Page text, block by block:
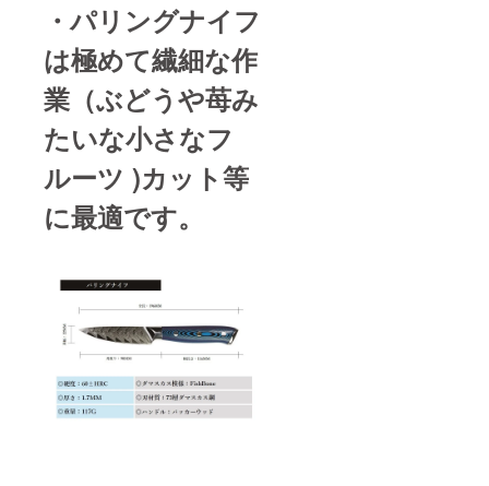
・パリングナイフ
は極めて繊細な作
業（ぶどうや苺み
たいな小さなフ
ルーツ )カット等
に最適です。